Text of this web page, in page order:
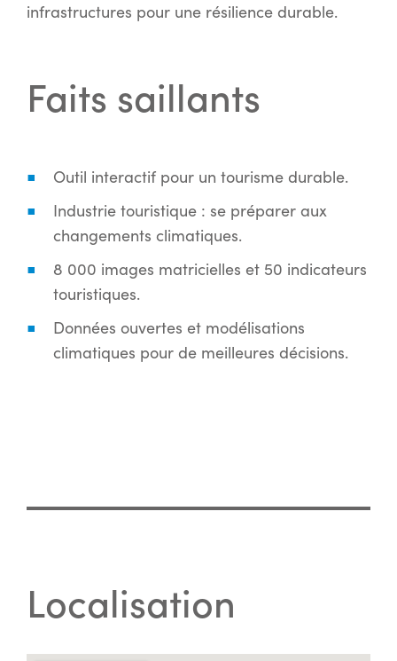
infrastructures pour une résilience durable.
Faits saillants
Outil interactif pour un tourisme durable.
Industrie touristique : se préparer aux
changements climatiques.
8 000 images matricielles et 50 indicateurs
touristiques.
Données ouvertes et modélisations
climatiques pour de meilleures décisions.
Localisation